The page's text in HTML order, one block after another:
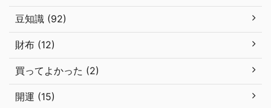
豆知識 (92)
財布 (12)
買ってよかった (2)
開運 (15)